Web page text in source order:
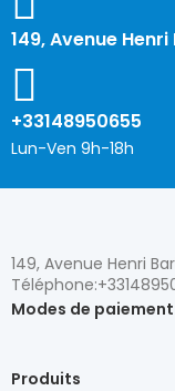
149, Avenue
+33148950655
Lun-Ven 9h-18h
149, Avenue Henri
Modes de paiement
Produits